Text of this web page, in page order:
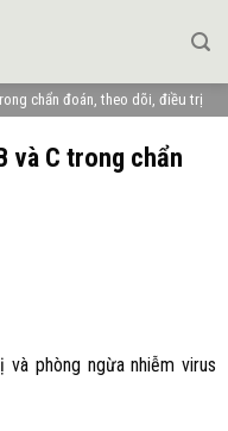
chẩn đoán, theo dõi, điều trị
và C trong chẩn
phòng ngừa nhiễm virus